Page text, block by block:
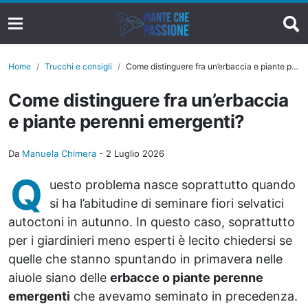
Home Trucchi e consigli Come distinguere fra un’erbaccia e piante perenni emergenti?
Come distinguere fra un’erbaccia
e piante perenni emergenti?
Da Manuela Chimera - 2 Luglio 2026
Q
uesto problema nasce soprattutto quando
si ha l’abitudine di seminare fiori selvatici
autoctoni in autunno. In questo caso, soprattutto
per i giardinieri meno esperti è lecito chiedersi se
quelle che stanno spuntando in primavera nelle
aiuole siano delle erbacce o piante perenne
emergenti che avevamo seminato in precedenza.